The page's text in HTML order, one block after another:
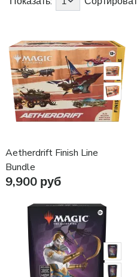
Aetherdrift Finish Line
Bundle
9,900 руб